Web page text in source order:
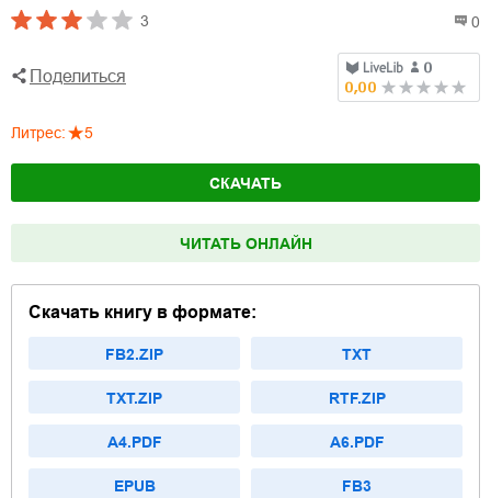
3 0
Поделиться
Литрес: 5
СКАЧАТЬ
ЧИТАТЬ ОНЛАЙН
Скачать книгу в формате:
FB2.ZIP TXT
TXT.ZIP RTF.ZIP
A4.PDF A6.PDF
EPUB FB3